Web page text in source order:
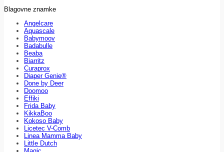
Blagovne znamke
Angelcare
Aquascale
Babymoov
Badabulle
Beaba
Biarritz
Curaprox
Diaper Genie®
Done by Deer
Doomoo
Effiki
Frida Baby
KikkaBoo
Kokoso Baby
Licetec V-Comb
Linea Mamma Baby
Little Dutch